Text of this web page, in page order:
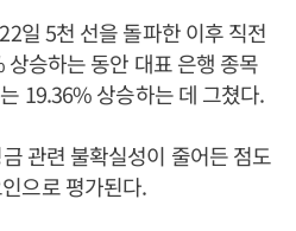
일 5천 선을 돌파한 이후 직전
승하는 동안 대표 은행 종목
19.36% 상승하는 데 그쳤다.
관련 불확실성이 줄어든 점도
으로 평가된다.